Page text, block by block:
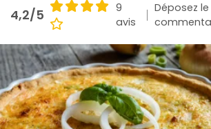
Connexion
4,2/5
9
avis
Déposez